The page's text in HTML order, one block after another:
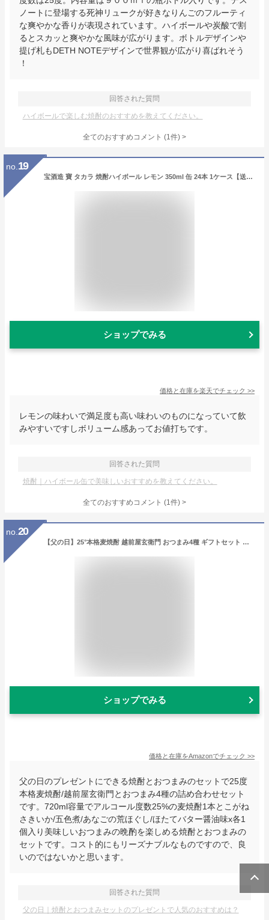
ノートに登場する死神リュークが好きなりんごのフルーティ
な爽やかな香りが表現されています。ハイボールや炭酸で割
るとスカッと爽やかな風味が広がります。ボトルデザインや
提げ札もDETH NOTEデザインで世界観が広がり喜ばれそう
！
回答された質問
ハイボールで楽しむ焼酎のおすすめを教えてください。
全てのおすすめコメント (1件) >
no. 19
宝酒造 寶 タカラ 焼酎ハイボール レモン 350ml 缶 24本 1ケース【送料無料（一部地域除く）】 宝焼酎ハイボール チューハイ レモンサワー
ショップでみる
価格と在庫を楽天でチェック >>
レモンの味わいで満足度も高い味わいのものになっていて飲
みやすいですしボリューム感あってお値打ちです。
回答された質問
焼酎｜ハイボール缶で美味しいおすすめを教えてください。
全てのおすすめコメント (1件) >
no. 20
【父の日】25°本格麦焼酎 越前屋玄衛門 おつまみ4種 ギフトセット 詰め合わせ むぎ焼酎 内祝い お返し 贈り物 プレゼント 晩酌
ショップでみる
価格と在庫をAmazonでチェック >>
父の日のプレゼントにできる焼酎とおつまみのセットで25度
本格麦焼酎/越前屋玄衛門とおつまみ4種の詰め合わせセット
です。720ml容量でアルコール度数25%の麦焼酎1本とこがね
さきいか/五色煮/あなごの荒ほぐし/ほたてバター醤油味x各1
個入り美味しいおつまみの晩酌を楽しめる焼酎とおつまみの
セットです。コスト的にもリーズナブルなものですので、良
いのではないかと思います。
回答された質問
父の日｜焼酎とおつまみセットのプレゼントで人気のおすすめは？